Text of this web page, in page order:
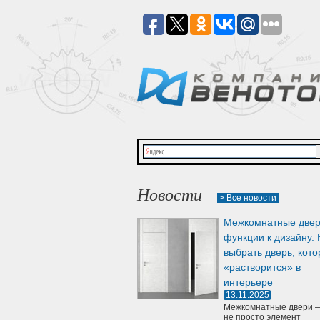
Новости > Все новости
Межкомнатные
функции к дизайну.
выбрать дверь,
«растворится» в
интерьере
13.11.2025
Межкомнатные двери
не просто элемент